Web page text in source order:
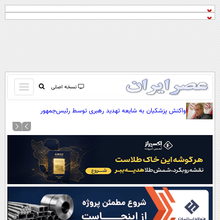
نسخه اصلی
باز
و
کردن
صفحه اول
آرشیو
نظرسنجی
آب و هوا
اوقات شرعی
سواد زندگی
واکنش پزشکیان به شایعه تهدید رهبری توسط رئیس‌جمهور